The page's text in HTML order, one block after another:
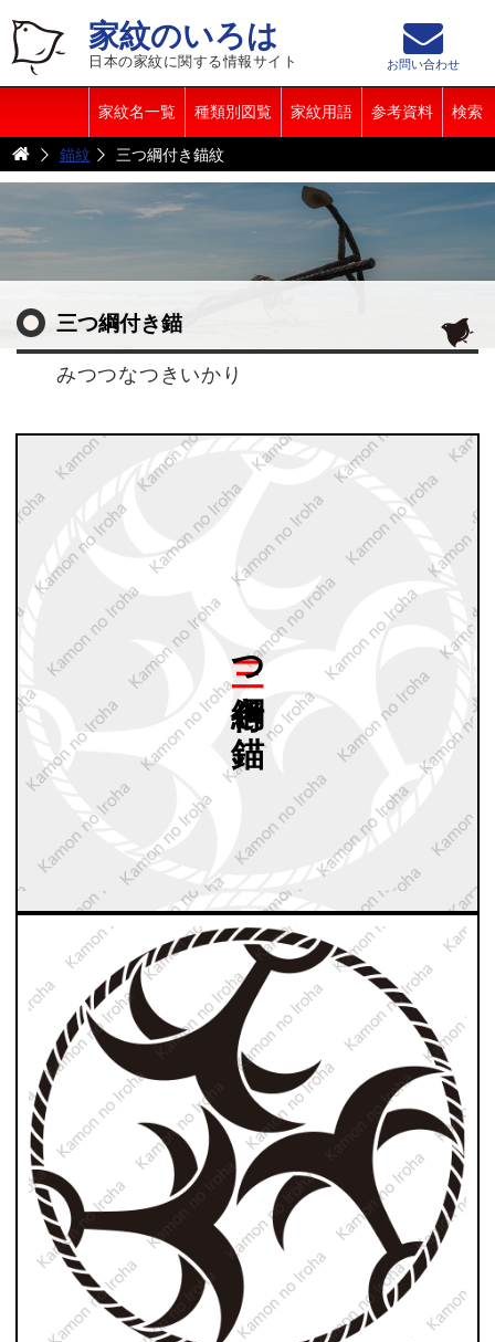
家紋のいろは
日本の家紋に関する情報サイト
家紋名一覧 種類別図覧 家紋用語 参考資料 検索
お問い合わせ
錨紋 三つ綱付き錨紋
三つ綱付き錨
みつつなつきいかり
錨